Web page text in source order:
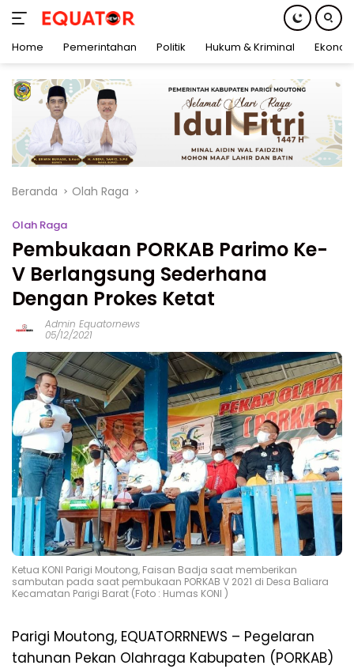
konten
Home Pemerintahan Politik Hukum & Kriminal
Beranda Olah Raga
Olah Raga
Pembukaan PORKAB Parimo Ke-
V Berlangsung Sederhana
Dengan Prokes Ketat
Admin Equatornews
05/12/2021
Ketua KONI Parigi Moutong, Faisan Badja saat memberikan
sambutan pada saat pembukaan PORKAB V 2021 di Desa Baliara
Kecamatan Parigi Barat (Foto : Humas KONI )
Parigi Moutong, EQUATORRNEWS – Pegelaran
tahunan Pekan Olahraga Kabupaten (PORKAB)